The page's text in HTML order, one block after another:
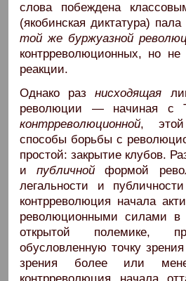
слова побеждена
(якобинская диктатура)
той же буржуазной
контрреволюционных, но
реакции.
Однако разнисходящая
революции — начиная с
контрреволюционной, этой
способы борьбы с
простой: закрытие клубов.
ипубличной формой
легальности и
контрреволюция начала
революционными силами в
открытой полемике,
обусловленную точку
зрения более или